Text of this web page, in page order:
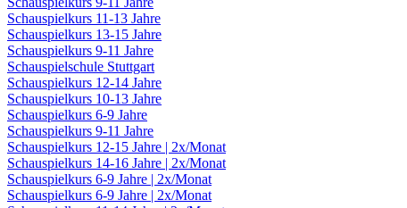
Schauspielkurs 11-13 Jahre
Schauspielkurs 13-15 Jahre
Schauspielkurs 9-11 Jahre
Schauspielschule Stuttgart
Schauspielkurs 12-14 Jahre
Schauspielkurs 10-13 Jahre
Schauspielkurs 6-9 Jahre
Schauspielkurs 9-11 Jahre
Schauspielkurs 12-15 Jahre | 2x/Monat
Schauspielkurs 14-16 Jahre | 2x/Monat
Schauspielkurs 6-9 Jahre | 2x/Monat
Schauspielkurs 6-9 Jahre | 2x/Monat